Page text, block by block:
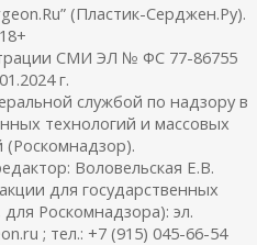
(Пластик-Серджен.Ру).
18+
СМИ ЭЛ № ФС 77-86755
г.
службой по надзору в
технологий и массовых
(Роскомнадзор).
Воловельская Е.В.
для государственных
Роскомнадзора): эл.
; тел.: +7 (915) 045-66-54